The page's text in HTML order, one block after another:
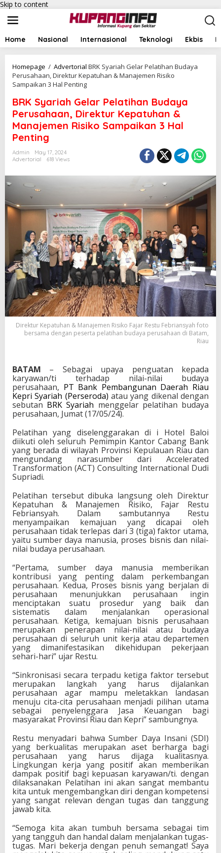
Skip to content
Home Nasional Internasional Teknologi Ekbis
Homepage / Advertorial BRK Syariah Gelar Pelatihan Budaya
Perusahaan, Direktur Kepatuhan & Manajemen Risiko
Sampaikan 3 Hal Penting
BRK Syariah Gelar Pelatihan Budaya
Perusahaan, Direktur Kepatuhan &
Manajemen Risiko Sampaikan 3 Hal
Penting
Admin
May 17, 2024
Advertorial
618 Views
Direktur Kepatuhan & Manajemen Risiko Fajar Restu Febriansyah foto
bersama dengan peserta pelatihan budaya perusahaan di Batam,
Riau
BATAM – Sebagai upaya penguatan kepada
karyawan/ti terhadap nilai-nilai budaya
perusahaan, PT Bank Pembangunan Daerah Riau
Kepri Syariah (Perseroda) atau yang dikenal dengan
sebutan BRK Syariah menggelar pelatihan budaya
perusahaan, Jumat (17/05/24).
Pelatihan yang diselenggarakan di i Hotel Baloi
diikuti oleh seluruh Pemimpin Kantor Cabang Bank
yang berada di wilayah Provinsi Kepulauan Riau dan
mengundang narasumber dari Accelerated
Transformation (ACT) Consulting International Dudi
Supriadi.
Pelatihan tersebut dibuka langsung oleh Direktur
Kepatuhan & Manajemen Risiko, Fajar Restu
Febriansyah. Dalam sambutannya Restu
menyampaikan kemajuan yang dicapai oleh
perusahaan tidak terlepas dari 3 (tiga) faktor utama,
yaitu sumber daya manusia, proses bisnis dan nilai-
nilai budaya perusahaan.
“Pertama, sumber daya manusia memberikan
kontribusi yang penting dalam perkembangan
perusahaan. Kedua, Proses bisnis yang berjalan di
perusahaan menunjukkan perusahaan ingin
menciptakan suatu prosedur yang baik dan
sistematis dalam menjalankan operasional
perusahaan. Ketiga, kemajuan bisnis perusahaan
merupakan penerapan nilai-nilai atau budaya
perusahaan di seluruh unit kerja atau departemen
yang dimanifestasikan dikehidupan pekerjaan
sehari-hari” ujar Restu.
“Sinkronisasi secara terpadu ketiga faktor tersebut
merupakan langkah yang harus dijalankan
perusahaan agar mampu meletakkan landasan
menuju cita-cita perusahaan menjadi pilihan utama
sebagai penyelenggara Jasa Keuangan bagi
masyarakat Provinsi Riau dan Kepri” sambungnya.
Restu menyadari bahwa Sumber Daya Insani (SDI)
yang berkualitas merupakan aset berharga bagi
perusahaan yang harus dijaga kualitasnya.
Lingkungan kerja yang positif akan memberikan
dampak positif bagi kepuasan karyawan/ti. dengan
dilaksanakan Pelatihan ini akan sangat membantu
kita untuk mengembangkan diri dengan kompetensi
yang sangat relevan dengan tugas dan tanggung
jawab kita.
“Semoga kita akan tumbuh bersama sebagai tim
yang tangguh dan handal dalam menjalankan tugas-
tugas. Mari bekerja dengan penuh semangat! Saya